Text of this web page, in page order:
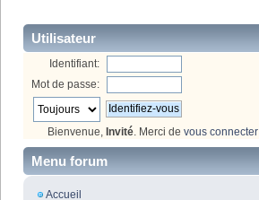
Utilisateur
Identifiant:
Mot de passe:
Bienvenue, Invité. Merci de vous connecter
Menu forum
Accueil